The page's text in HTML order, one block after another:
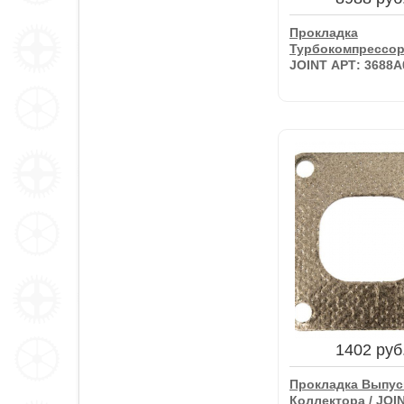
Прокладка
JOINT АРТ:
Прокладка
JOINT АРТ:
В корзину
1402
Прокладка
Коллектора /